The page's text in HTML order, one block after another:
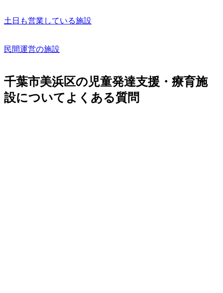
土日も営業している施設
民間運営の施設
千葉市美浜区の児童発達支援・療育施
設についてよくある質問